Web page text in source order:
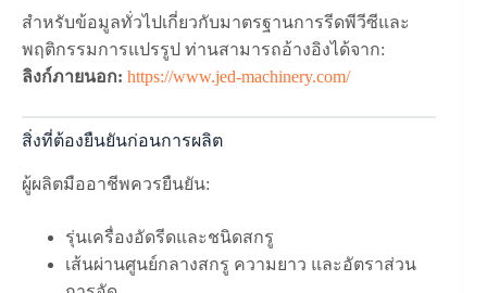
สำหรับข้อมูลทั่วไปเกี่ยวกับมาตรฐานการรีดพีวีซีและ
พฤติกรรมการแปรรูป ท่านสามารถอ้างอิงได้จาก:
ลิงก์ภายนอก: https://www.jed-machinery.com/
สิ่งที่ต้องยืนยันก่อนการผลิต
ผู้ผลิตมืออาชีพควรยืนยัน:
รุ่นเครื่องอัดรีดและชนิดสกรู
เส้นผ่านศูนย์กลางสกรู ความยาว และอัตราส่วน